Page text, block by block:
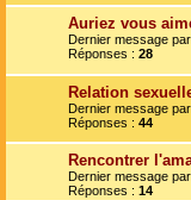
Auriez vous
Dernier message par
Réponses : 28
Relation
Dernier message par
Réponses : 44
Rencontrer
Dernier message par
Réponses : 14